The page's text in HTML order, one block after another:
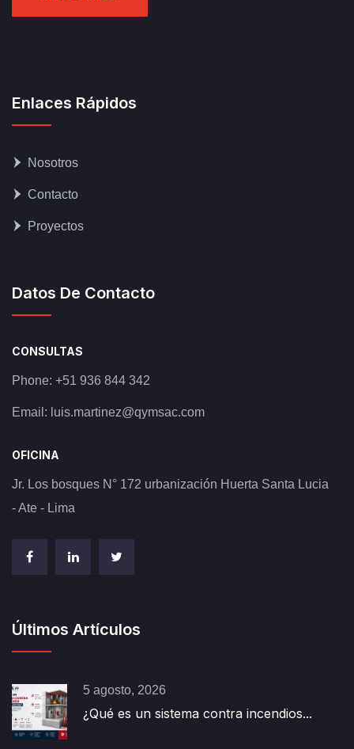
Enlaces Rápidos
Nosotros
Contacto
Proyectos
Datos De Contacto
CONSULTAS
Phone: +51 936 844 342
Email: luis.martinez@qymsac.com
OFICINA
Jr. Los bosques N° 172 urbanización Huerta Santa Lucia
- Ate - Lima
Últimos Artículos
5 agosto, 2026
¿Qué es un sistema contra incendios...